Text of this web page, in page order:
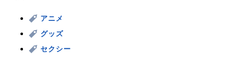
アニメ
グッズ
セクシー